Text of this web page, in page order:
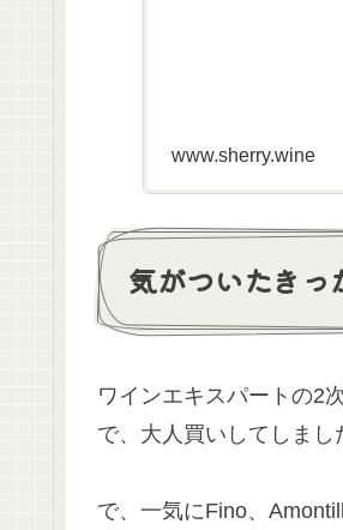
www.sherry.wine
気がついたきっ
ワインエキスパートの2
で、大人買いしてしまし
で、一気にFino、